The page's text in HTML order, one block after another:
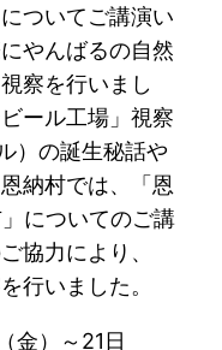
ついてご講演い
やんばるの自然
察を行いまし
ール工場」視察
）の誕生秘話や
納村では、「恩
についてのご講
協力により、
行いました。
金）～21日